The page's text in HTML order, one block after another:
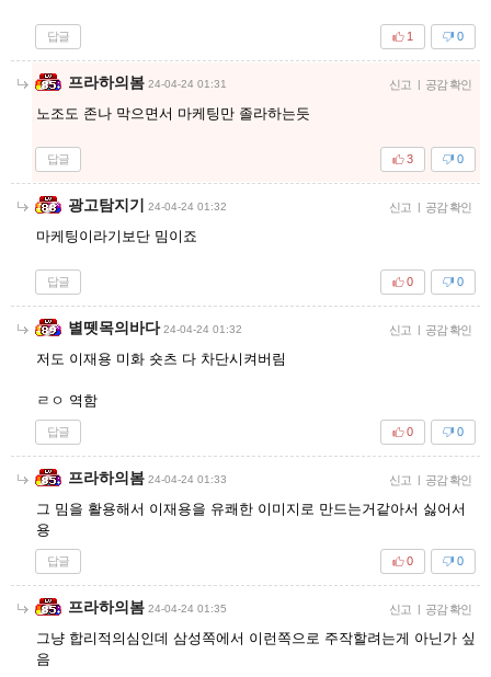
답글 0
1
프라하의봄 24-04-24 01:31 신고 | 공감 확인
노조도 존나 막으면서 마케팅만 졸라하는듯
답글 0
3
광고탐지기 24-04-24 01:32 신고 | 공감 확인
마케팅이라기보단 밈이죠
답글 0
0
별뗏목의바다 24-04-24 01:32 신고 | 공감 확인
저도 이재용 미화 숏츠 다 차단시켜버림
ㄹㅇ 역함
답글 0
0
프라하의봄 24-04-24 01:33 신고 | 공감 확인
그 밈을 활용해서 이재용을 유쾌한 이미지로 만드는거같아서 싫어서
용
답글 0
0
프라하의봄 24-04-24 01:35 신고 | 공감 확인
그냥 합리적의심인데 삼성쪽에서 이런쪽으로 주작할려는게 아닌가 싶
음